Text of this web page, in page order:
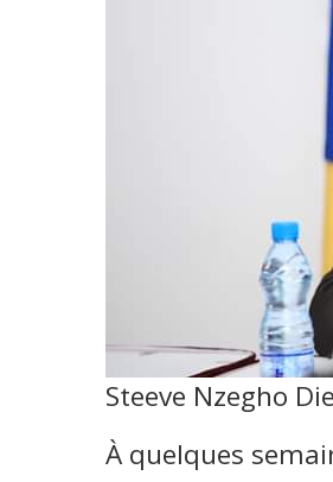
Steeve Nzegho
À quelques